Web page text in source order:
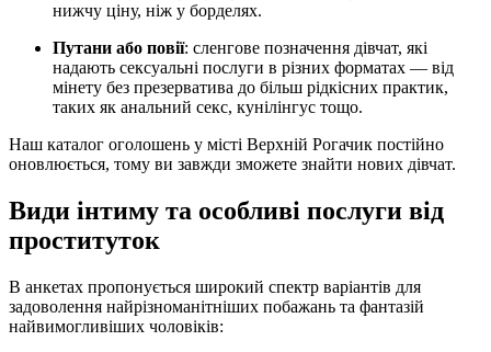
нижчу ціну, ніж у борделях.
Путани або повії: сленгове позначення дівчат, які
надають сексуальні послуги в різних форматах — від
мінету без презерватива до більш рідкісних практик,
таких як анальний секс, кунілінгус тощо.
Наш каталог оголошень у місті Верхній Рогачик постійно
оновлюється, тому ви завжди зможете знайти нових дівчат.
Види інтиму та особливі послуги від
проституток
В анкетах пропонується широкий спектр варіантів для
задоволення найрізноманітніших побажань та фантазій
найвимогливіших чоловіків: